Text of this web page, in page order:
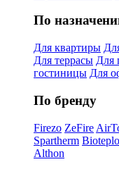
По
Для квартиры
Для террасы Для
гостиницы Для
По бренду
Firezo ZeFire
Spartherm Bioteplo
Althon